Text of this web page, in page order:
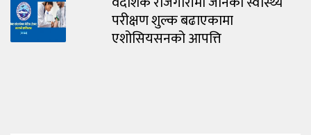
परीक्षण शुल्क बढाएकामा
एशोसियसनको आपत्ति